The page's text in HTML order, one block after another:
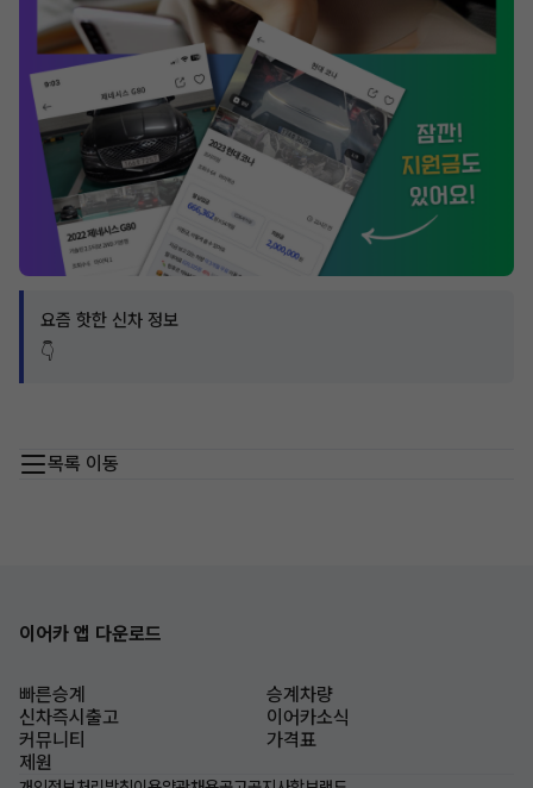
요즘 핫한 신차 정보
👇
목록 이동
이어카 앱 다운로드
빠른승계
승계차량
신차즉시출고
이어카소식
커뮤니티
가격표
제원